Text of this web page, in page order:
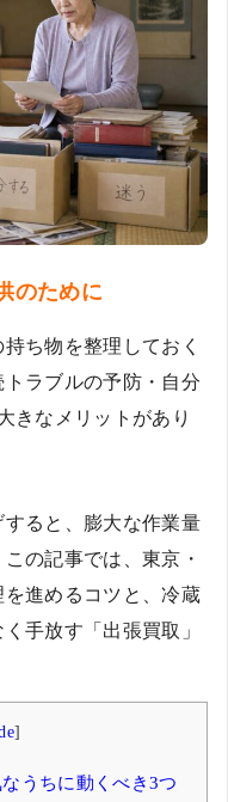
のために
ち物を整理しておく
ラブルの予防・自分
きなメリットがあり
ると、膨大な作業量
の記事では、東京・
進めるコツと、冷蔵
手放す「出張買取」
]
うちに動くべき3つ